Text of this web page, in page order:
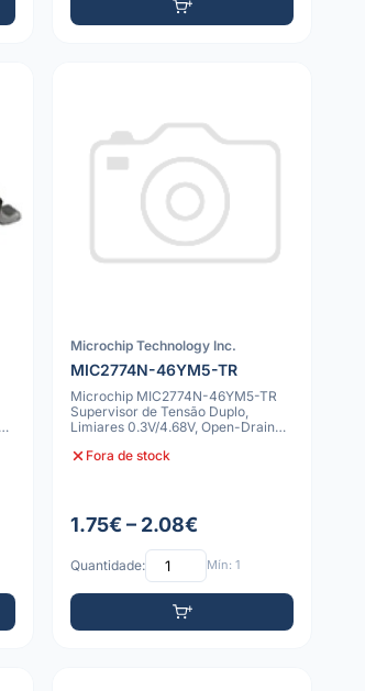
Microchip Technology Inc.
MIC2774N-46YM5-TR
Microchip MIC2774N-46YM5-TR
Supervisor de Tensão Duplo,
Limiares 0.3V/4.68V, Open-Drain
Fora de stock
1.75€ – 2.08€
Quantidade: Mín: 1